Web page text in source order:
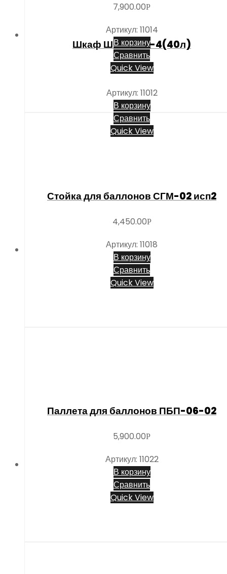
Шкаф ШГР 40-1-4(40л)
8,000.00Р
Артикул: 11012
В корзину
Сравнить
Quick View
7,900.00Р
Артикул: 11014
В корзину
Сравнить
Quick View
Стойка для баллонов СГМ-02 исп2
4,450.00Р
Артикул: 11018
В корзину
Сравнить
Quick View
Паллета для баллонов ПБП-06-02
5,900.00Р
Артикул: 11022
В корзину
Сравнить
Quick View